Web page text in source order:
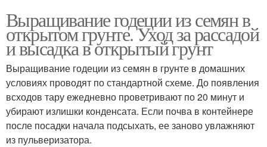
Выращивание годеции из семян в
открытом грунте. Уход за рассадой
и высадка в открытый грунт
Выращивание годеции из семян в грунте в домашних
условиях проводят по стандартной схеме. До появления
всходов тару ежедневно проветривают по 20 минут и
убирают излишки конденсата. Если почва в контейнере
после посадки начала подсыхать, ее заново увлажняют
из пульверизатора.